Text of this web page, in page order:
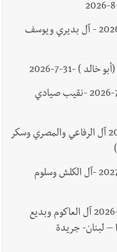
وفاة بدرية يوسف بديري -الدفن 1-8-2026 - آل بديري ويوسف
) -31-7-2026
وفاة الحاج مصطفى محمود بوجي -31-7-2026 -نقيب صيادي
وفاة الحاج نور الدين الرفاعي 30-7-2026 آل الرفاعي والمصري وسكر
وفاة الحاج حسن حسين الكلش -28-7-2027 -آل الكلش وسلوم
وفاة الحاجة غزالة محمد العاكوم 28-7-2026 آل العاكوم وبديع
– لبنان- جريدة